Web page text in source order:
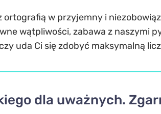
ortografią w przyjemny i
wątpliwości, zabawa z naszymi
uda Ci się zdobyć maksymalną
dla uważnych.